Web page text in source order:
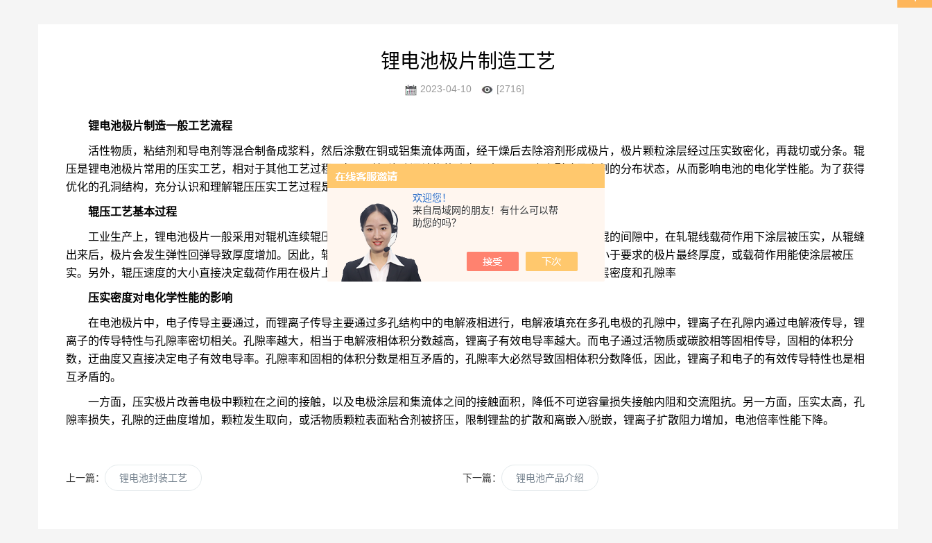
欢迎您！
来自局域网的朋友！有什么可以帮
助您的吗？
锂电池极片制造工艺
2023-04-10 [2716]
锂电池极片制造一般工艺流程
活性物质，粘结剂和导电剂等混合制备成浆料，然后涂敷在铜或铝集流体两面，经干燥后去除溶剂形成极片，极片颗粒涂层经过压实致密化，再裁切或分条。辊
压是锂电池极片常用 的压实工艺，相对于其他工艺过程，辊压对极片孔洞结构的改变巨大，而且也会影响导电剂的分布状态，从而影响电池的电化学性能。为了获得
优化的孔洞结构，充分认识和理解辊压压实工艺过程是十分重要的。
辊压工艺基本过程
工业生产上，锂电池极片一般采用对辊机连续辊压压实，在此过程中，两面涂敷颗粒涂层的极片被送入两辊的间隙中，在轧辊线载荷作用下涂层被压实，从辊缝
出来后，极片会发生弹性回弹导致厚度增加。因此，辊缝大小和轧制载荷是两个重要的参数，一般地，辊缝要小于要求的极片最终厚度，或载荷作用能使涂层被压
实。另外，辊压速度的大小直接决定载荷作用在极片上的保持时间，也会影响极片的回弹，最终影响极片的涂层密度和孔隙率
压实密度对电化学性能的影响
在电池极片中，电子传导主要通过，而锂离子传导主要通过多孔结构中的电解液相进行，电解液填充在多孔电极的孔隙中，锂离子在孔隙内通过电解液传导，锂
离子的传导特性与孔隙率密切相关。孔隙率越大，相当于电解液相体积分数越高，锂离子有效电导率越大。而电子通过活物质或碳胶相等固相传导，固相的体积分
数，迂曲度又直接决定电子有效电导率。孔隙率和固相的体积分数是相互矛盾的，孔隙率大必然导致固相体积分数降低，因此，锂离子和电子的有效传导特性也是相
互矛盾的。
一方面，压实极片改善电极中颗粒在之间的接触，以及电极涂层和集流体之间的接触面积，降低不可逆容量损失接触内阻和交流阻抗。另一方面，压实太高，孔
隙率损失，孔隙的迂曲度增加，颗粒发生取向，或活物质颗粒表面粘合剂被挤压，限制锂盐的扩散和离嵌入/脱嵌，锂离子扩散阻力增加，电池倍率性能下降。
上一篇： 锂电池封装工艺 下一篇： 锂电池产品介绍